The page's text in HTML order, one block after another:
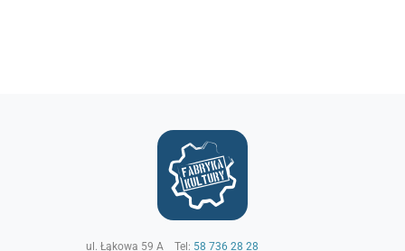
ul. Łąkowa 59 A Tel: 58 736 28 28